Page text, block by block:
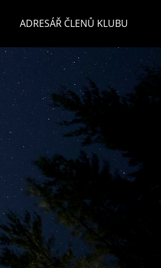
ADRESÁŘ ČLENŮ KLUBU